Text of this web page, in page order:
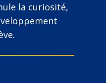
la curiosité,